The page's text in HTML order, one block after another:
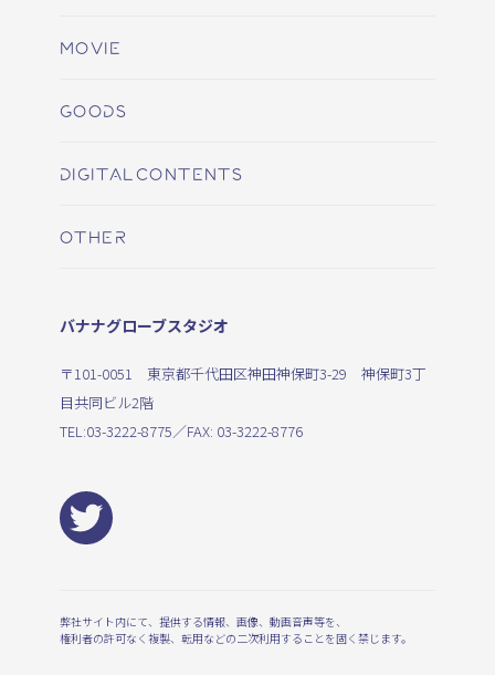
MOVIE
GOODS
DIGITALCONTENTS
OTHER
バナナグローブスタジオ
〒101-0051 東京都千代田区神田神保町3-29 神保町3丁
目共同ビル2階
TEL:03-3222-8775／FAX: 03-3222-8776
弊社サイト内にて、提供する情報、画像、動画音声等を、
権利者の許可なく複製、転用などの二次利用することを固く禁じます。